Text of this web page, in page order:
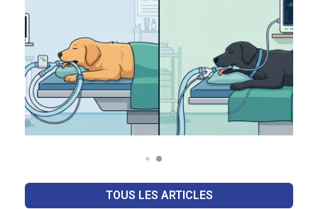
TOUS LES ARTICLES